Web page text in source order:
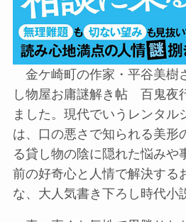
金ケ崎町の作家・平谷美樹
し物屋お庸謎解き帖 百鬼夜
ました。現代でいうレンタル
は、口の悪さで知られる美形
る貸し物の陰に隠れた悩みや
前の好奇心と人情で解決する
な、大人気書き下ろし時代小